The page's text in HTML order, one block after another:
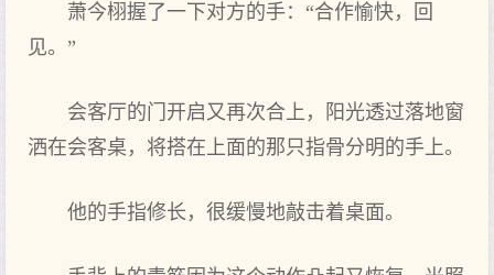
萧今栩握了一下对方的手：“合作愉快，回
见。”
会客厅的门开启又再次合上，阳光透过落地窗
洒在会客桌，将搭在上面的那只指骨分明的手上。
他的手指修长，很缓慢地敲击着桌面。